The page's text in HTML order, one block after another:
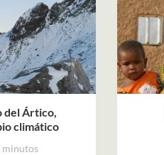
del Ártico,
climático